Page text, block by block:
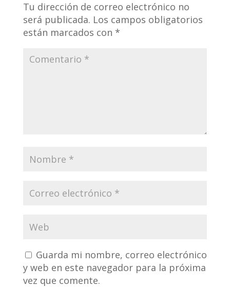
Tu dirección de correo electrónico no
será publicada. Los campos obligatorios
están marcados con *
Guarda mi nombre, correo electrónico
y web en este navegador para la próxima
vez que comente.